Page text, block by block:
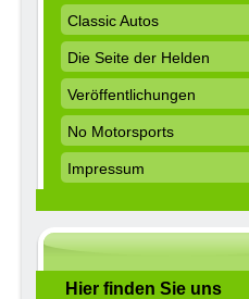
Classic Autos
Die Seite der Helden
Veröffentlichungen
No Motorsports
Impressum
Hier finden Sie uns